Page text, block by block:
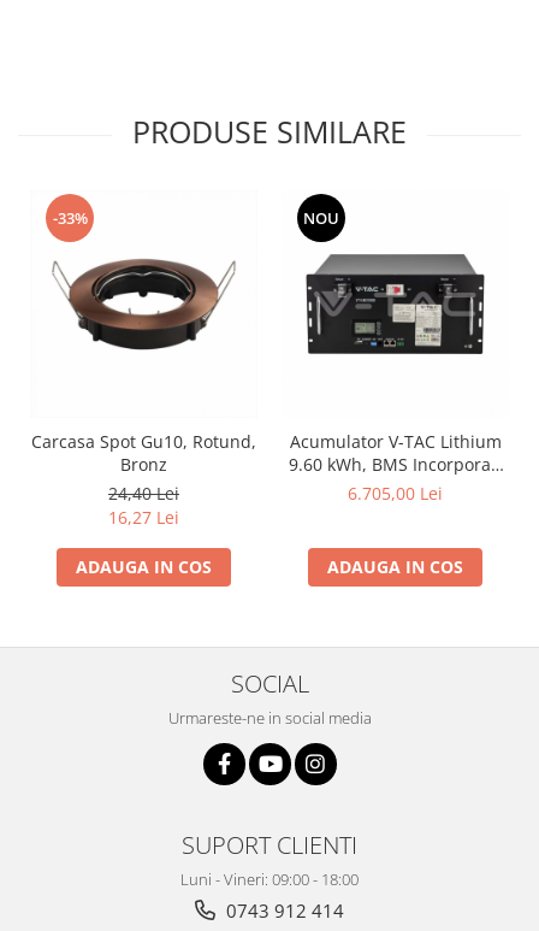
PRODUSE SIMILARE
-33%
Carcasa Spot Gu10, Rotund,
Bronz
24,40 Lei
16,27 Lei
ADAUGA IN COS
NOU
Acumulator V-TAC Lithium
9.60 kWh, BMS Incorporat,
Pentru Invertor Solar
6.705,00 Lei
ADAUGA IN COS
SOCIAL
Urmareste-ne in social media
SUPORT CLIENTI
Luni - Vineri: 09:00 - 18:00
0743 912 414